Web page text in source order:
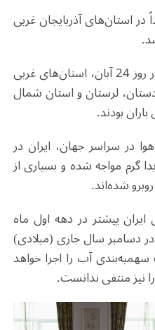
استان‌های آذربایجان غربی
گزارش‌ها حاکی از آن است که در روز 24 آبان، استان‌های غربی
لرستان و استان شمال
بودند.
در سراسر جهان، ایران در
گرم مواجه شده و بسیاری از
شده‌اند.
پیشتر در دهه اول ماه
دسامبر سال جاری (میلادی)
سهمیه‌بندی آب را اجرا خواهد
نیز منتفی ندانست.